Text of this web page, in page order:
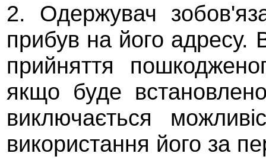
2. Одержувач
прибув на його адресу.
прийняття
якщо буде
виключається
використання його за